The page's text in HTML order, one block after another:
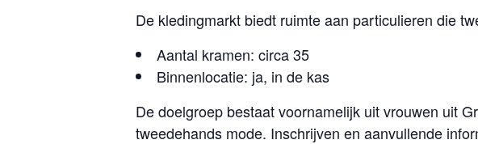
De kledingmarkt biedt ruimte aan particulieren die
Aantal kramen: circa 35
Binnenlocatie: ja, in de kas
De doelgroep bestaat voornamelijk uit vrouwen uit
tweedehands mode. Inschrijven en aanvullende